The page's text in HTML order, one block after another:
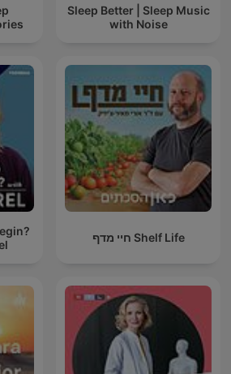
Sleep Better | Sleep Music
with Noise
חיי מדף Shelf Life